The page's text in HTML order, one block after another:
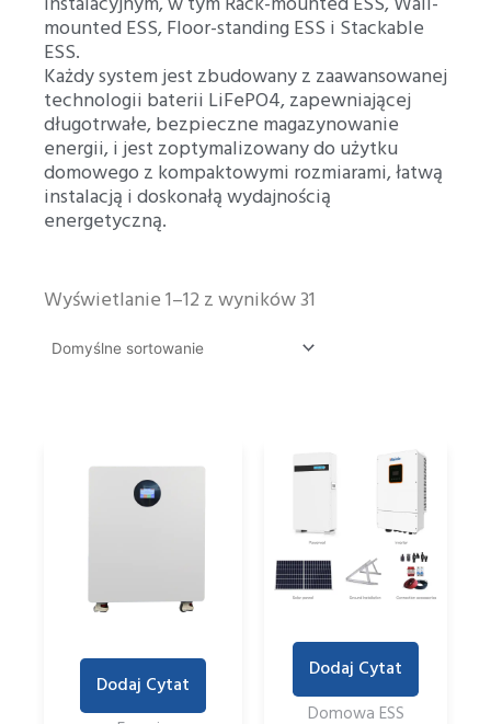
mounted ESS, Floor-standing ESS i Stackable
ESS.
Każdy system jest zbudowany z zaawansowanej
technologii baterii LiFePO4, zapewniającej
długotrwałe, bezpieczne magazynowanie
energii, i jest zoptymalizowany do użytku
domowego z kompaktowymi rozmiarami, łatwą
instalacją i doskonałą wydajnością
energetyczną.
Wyświetlanie 1–12 z wyników 31
Dodaj Cytat
Dodaj Cytat
Domowa ESS